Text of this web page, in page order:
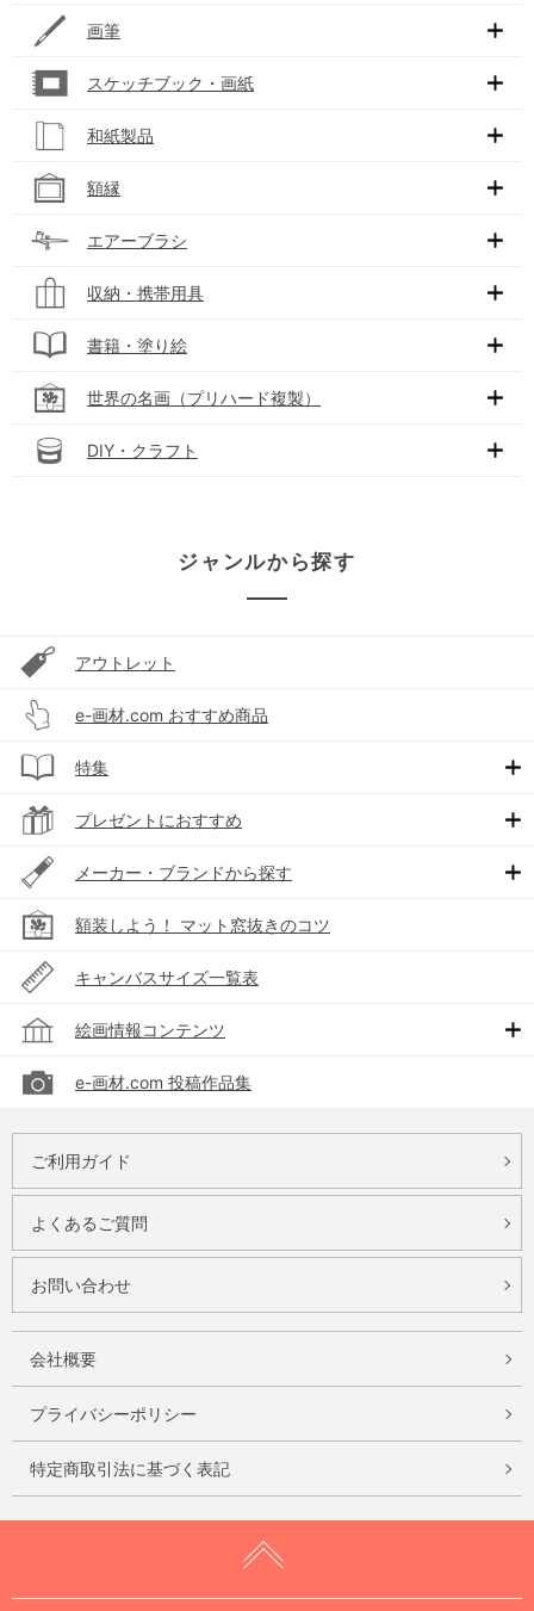
画筆
スケッチブック・画紙
和紙製品
額縁
エアーブラシ
収納・携帯用具
書籍・塗り絵
世界の名画（プリハード複製）
DIY・クラフト
ジャンルから探す
アウトレット
e-画材.com おすすめ商品
特集
プレゼントにおすすめ
メーカー・ブランドから探す
額装しよう！ マット窓抜きのコツ
キャンバスサイズ一覧表
絵画情報コンテンツ
e-画材.com 投稿作品集
ご利用ガイド
よくあるご質問
お問い合わせ
会社概要
プライバシーポリシー
特定商取引法に基づく表記